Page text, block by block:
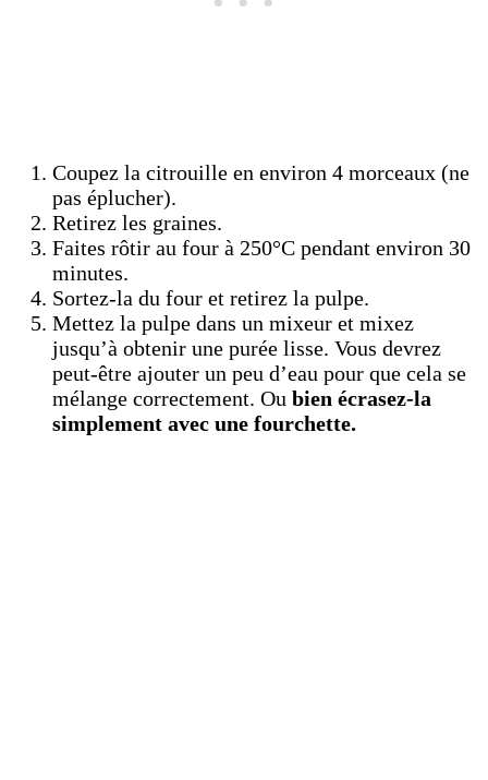
Coupez la citrouille en environ 4 morceaux (ne
pas éplucher).
Retirez les graines.
Faites rôtir au four à 250°C pendant environ 30
minutes.
Sortez-la du four et retirez la pulpe.
Mettez la pulpe dans un mixeur et mixez
jusqu’à obtenir une purée lisse. Vous devrez
peut-être ajouter un peu d’eau pour que cela se
mélange correctement. Ou bien écrasez-la
simplement avec une fourchette.